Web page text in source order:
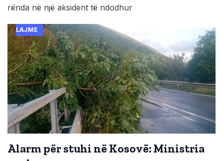
rënda në një aksident të ndodhur
LAJME
Alarm për stuhi në Kosovë: Ministria